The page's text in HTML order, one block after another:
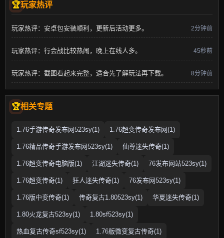
玩家热评
玩家热评：安卓包安装顺利，更新后活动更多。 2分钟前
玩家热评：行会战比较热闹，晚上在线人多。 45秒前
玩家热评：截图看起来完整，适合先了解玩法再下载。 8分钟前
相关专题
1.76手游传奇发布网523sy(1) 1.76超变传奇发布网(1)
1.76精品传奇手游发布网523sy(1) 仙尊迷失传奇(1)
1.76超变传奇电脑版(1) 江湖迷失传奇(1) 76发布网站523sy(1)
1.76超变传奇(1) 狂人迷失传奇(1) 76发布网523sy(1)
1.76版中变传奇(1) 传奇复古1.80523sy(1) 华夏迷失传奇(1)
1.80火龙复古523sy(1) 1.80sf523sy(1)
热血复古传奇sf523sy(1) 1.76版微变复古传奇(1)